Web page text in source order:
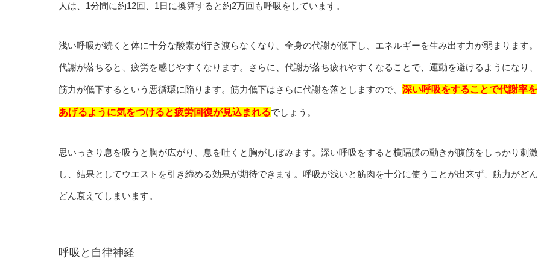
人は、1分間に約12回、1日に換算すると約2万回も呼吸をしています。
浅い呼吸が続くと体に十分な酸素が行き渡らなくなり、全身の代謝が低下し、エネルギーを生み出す力が弱まります。
代謝が落ちると、疲労を感じやすくなります。さらに、代謝が落ち疲れやすくなることで、運動を避けるようになり、
筋力が低下するという悪循環に陥ります。筋力低下はさらに代謝を落としますので、 深い呼吸をすることで代謝率を
あげるように気をつけると疲労回復が見込まれるでしょう。
思いっきり息を吸うと胸が広がり、息を吐くと胸がしぼみます。深い呼吸をすると横隔膜の動きが腹筋をしっかり刺激
し、結果としてウエストを引き締める効果が期待できます。呼吸が浅いと筋肉を十分に使うことが出来ず、筋力がどん
どん衰えてしまいます。
呼吸と自律神経